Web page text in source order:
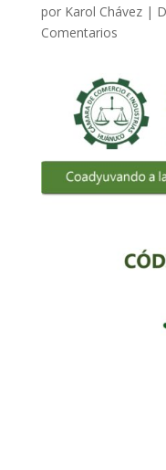
por Karol Chávez|
Comentarios